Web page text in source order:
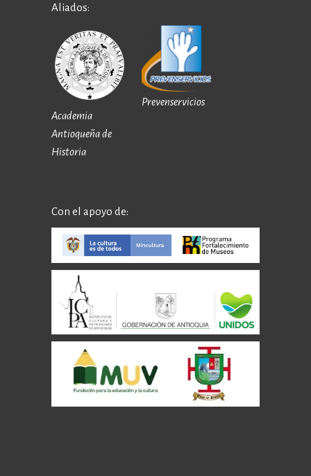
Aliados:
Academia
Antioqueña de
Historia
Prevenservicios
Con el apoyo de: